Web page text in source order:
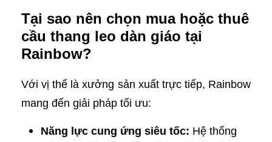
Tại sao nên chọn mua hoặc thuê
cầu thang leo dàn giáo tại
Rainbow?
Với vị thế là xưởng sản xuất trực tiếp, Rainbow
mang đến giải pháp tối ưu:
Năng lực cung ứng siêu tốc: Hệ thống